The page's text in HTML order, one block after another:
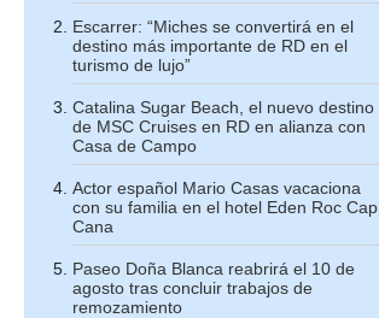
Escarrer: “Miches se convertirá en el
destino más importante de RD en el
turismo de lujo”
Catalina Sugar Beach, el nuevo destino
de MSC Cruises en RD en alianza con
Casa de Campo
Actor español Mario Casas vacaciona
con su familia en el hotel Eden Roc Cap
Cana
Paseo Doña Blanca reabrirá el 10 de
agosto tras concluir trabajos de
remozamiento